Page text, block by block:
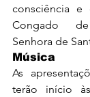
consciência
Congado
Senhora de
Música
As
terão início